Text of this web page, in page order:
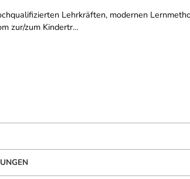
Lehrkräften, modernen
zur/zum Kindertr…